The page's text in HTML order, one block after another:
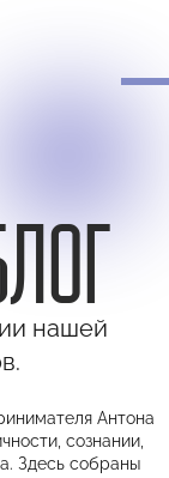
нашей
Антона
сознании,
Здесь собраны